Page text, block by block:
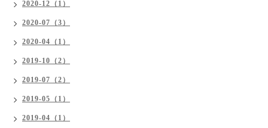
2020-12（1）
2020-07（3）
2020-04（1）
2019-10（2）
2019-07（2）
2019-05（1）
2019-04（1）